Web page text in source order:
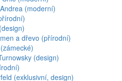
(moderní)
a dřevo (přírodní)
(design)
(exklusivní, design)